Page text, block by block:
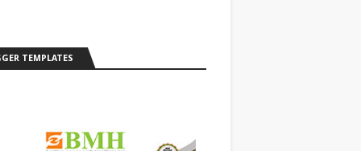
TEMPLATES